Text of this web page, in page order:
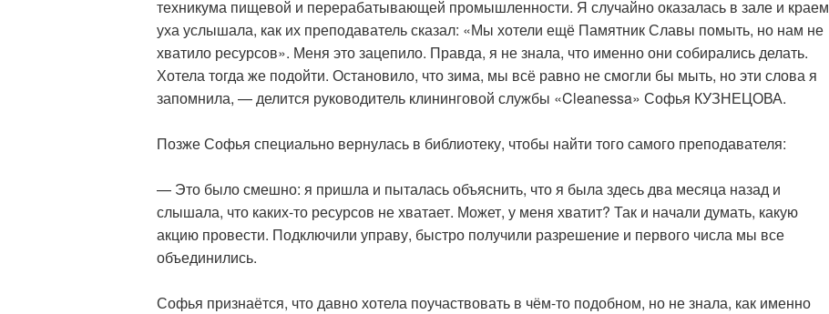
техникума пищевой и перерабатывающей промышленности. Я случайно оказалась в зале и краем
уха услышала, как их преподаватель сказал: «Мы хотели ещё Памятник Славы помыть, но нам не
хватило ресурсов». Меня это зацепило. Правда, я не знала, что именно они собирались делать.
Хотела тогда же подойти. Остановило, что зима, мы всё равно не смогли бы мыть, но эти слова я
запомнила, — делится руководитель клининговой службы «Cleanessa» Софья КУЗНЕЦОВА.
Позже Софья специально вернулась в библиотеку, чтобы найти того самого преподавателя:
— Это было смешно: я пришла и пыталась объяснить, что я была здесь два месяца назад и
слышала, что каких-то ресурсов не хватает. Может, у меня хватит? Так и начали думать, какую
акцию провести. Подключили управу, быстро получили разрешение и первого числа мы все
объединились.
Софья признаётся, что давно хотела поучаствовать в чём-то подобном, но не знала, как именно